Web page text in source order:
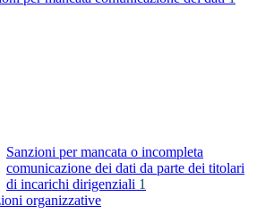
Sanzioni per mancata o incompleta
comunicazione dei dati da parte dei titolari
di incarichi dirigenziali 1
organizzative